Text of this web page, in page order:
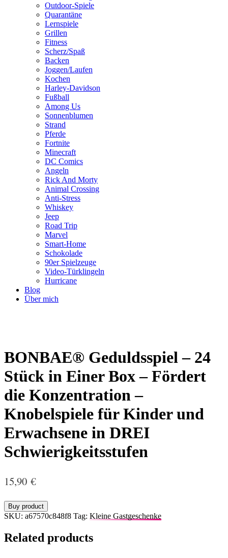
Outdoor-Spiele
Quarantäne
Lernspiele
Grillen
Fitness
Scherz/Spaß
Backen
Joggen/Laufen
Kochen
Harley-Davidson
Fußball
Among Us
Sonnenblumen
Strand
Pferde
Fortnite
Minecraft
DC Comics
Angeln
Rick And Morty
Animal Crossing
Anti-Stress
Whiskey
Jeep
Road Trip
Marvel
Smart-Home
Schokolade
90er Spielzeuge
Video-Türklingeln
Hurricane
Blog
Über mich
BONBAE® Geduldsspiel – 24
Stück in Einer Box – Fördert
die Konzentration –
Knobelspiele für Kinder und
Erwachsene in DREI
Schwierigkeitsstufen
15,90 €
Buy product
SKU: a67570c848f8 Tag: Kleine Gastgeschenke
Related products